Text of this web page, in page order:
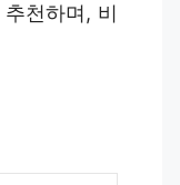
천하며, 비